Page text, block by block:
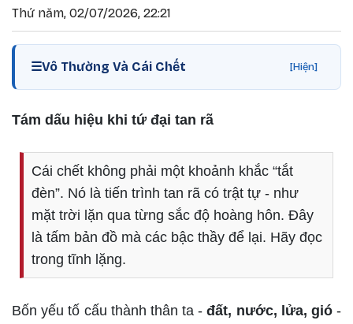
Thứ năm, 02/07/2026, 22:21
☰Vô Thường Và Cái Chết [Hiện]
Tám dấu hiệu khi tứ đại tan rã
Cái chết không phải một khoảnh khắc “tắt
đèn”. Nó là tiến trình tan rã có trật tự - như
mặt trời lặn qua từng sắc độ hoàng hôn. Đây
là tấm bản đồ mà các bậc thầy để lại. Hãy đọc
trong tĩnh lặng.
Bốn yếu tố cấu thành thân ta -đất, nước, lửa, gió-